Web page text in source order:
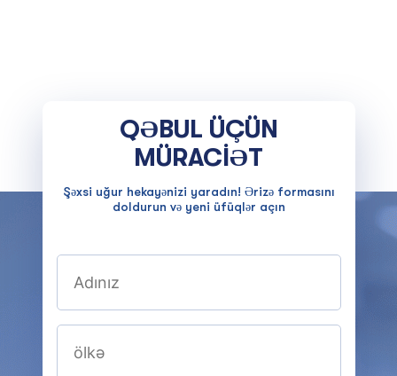
QƏBUL ÜÇÜN
MÜRACİƏT
Şəxsi uğur hekayənizi yaradın! Ərizə formasını
doldurun və yeni üfüqlər açın